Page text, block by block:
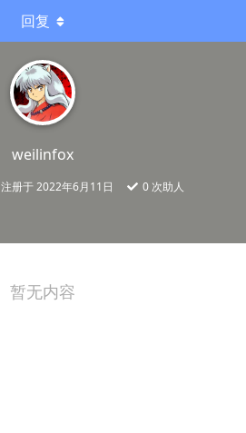
weilinfox
注册于2022年6月11日 0次助人
回复
暂无内容